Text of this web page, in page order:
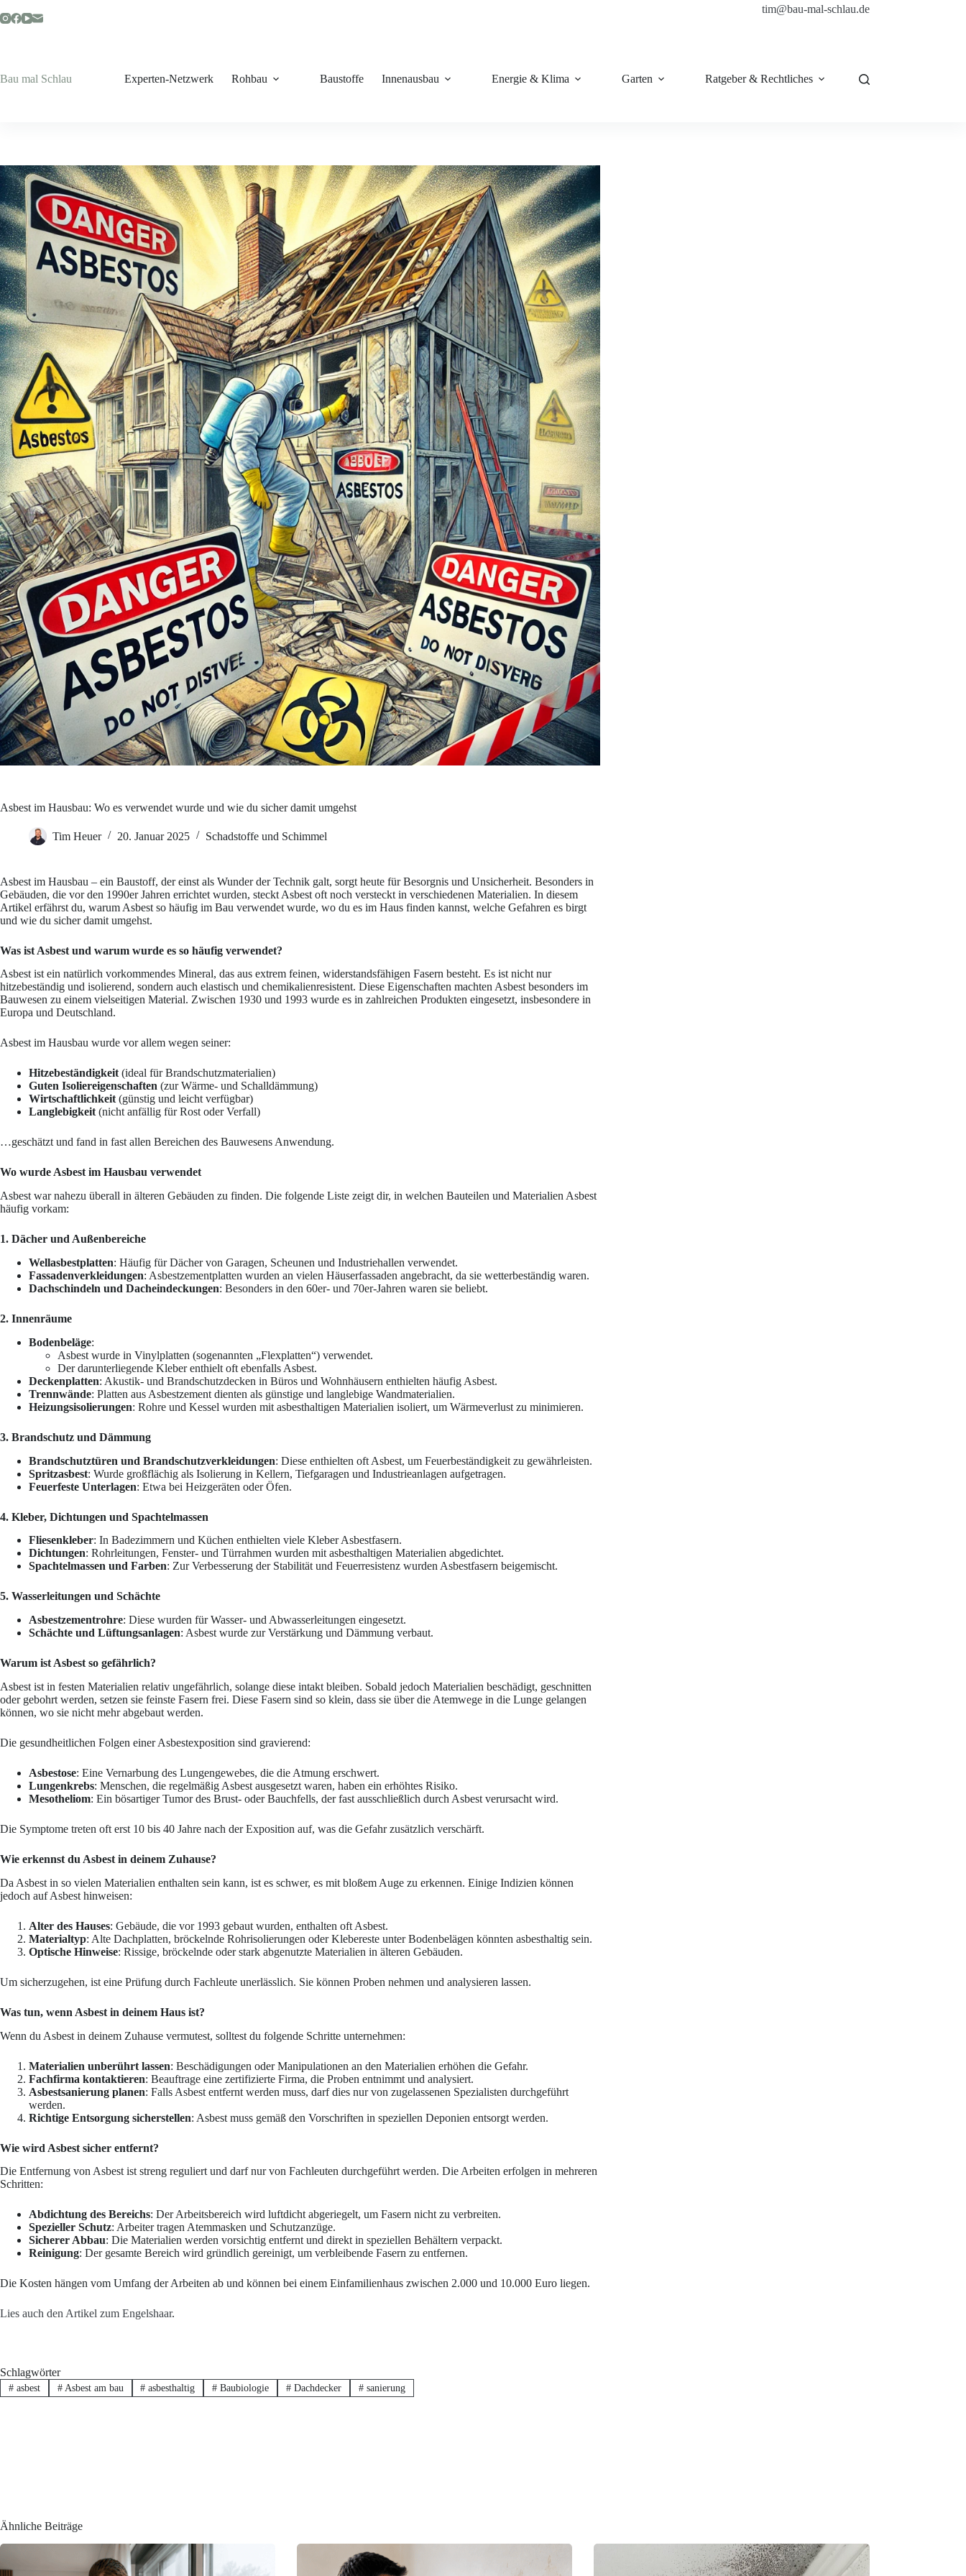
Inhalt
tim@bau-mal-schlau.de
Bau mal Schlau Experten-Netzwerk Rohbau Baustoffe Innenausbau Energie & Klima Garten Ratgeber & Rechtliches Shop
Asbest im Hausbau: Wo es verwendet wurde und wie du sicher damit umgehst
Tim Heuer 20. Januar 2025 Schadstoffe und Schimmel
Asbest im Hausbau – ein Baustoff, der einst als Wunder der Technik galt, sorgt heute für Besorgnis und Unsicherheit. Besonders in
Gebäuden, die vor den 1990er Jahren errichtet wurden, steckt Asbest oft noch versteckt in verschiedenen Materialien. In diesem
Artikel erfährst du, warum Asbest so häufig im Bau verwendet wurde, wo du es im Haus finden kannst, welche Gefahren es birgt
und wie du sicher damit umgehst.
Was ist Asbest und warum wurde es so häufig verwendet?
Asbest ist ein natürlich vorkommendes Mineral, das aus extrem feinen, widerstandsfähigen Fasern besteht. Es ist nicht nur
hitzebeständig und isolierend, sondern auch elastisch und chemikalienresistent. Diese Eigenschaften machten Asbest besonders im
Bauwesen zu einem vielseitigen Material. Zwischen 1930 und 1993 wurde es in zahlreichen Produkten eingesetzt, insbesondere in
Europa und Deutschland.
Asbest im Hausbau wurde vor allem wegen seiner:
Hitzebeständigkeit(ideal für Brandschutzmaterialien)
Guten Isoliereigenschaften (zur Wärme- und Schalldämmung)
Wirtschaftlichkeit(günstig und leicht verfügbar)
Langlebigkeit(nicht anfällig für Rost oder Verfall)
…geschätzt und fand in fast allen Bereichen des Bauwesens Anwendung.
Wo wurde Asbest im Hausbau verwendet
Asbest war nahezu überall in älteren Gebäuden zu finden. Die folgende Liste zeigt dir, in welchen Bauteilen und Materialien Asbest
häufig vorkam:
1. Dächer und Außenbereiche
Wellasbestplatten: Häufig für Dächer von Garagen, Scheunen und Industriehallen verwendet.
Fassadenverkleidungen: Asbestzementplatten wurden an vielen Häuserfassaden angebracht, da sie wetterbeständig waren.
Dachschindeln und Dacheindeckungen: Besonders in den 60er- und 70er-Jahren waren sie beliebt.
2. Innenräume
Bodenbeläge:
Asbest wurde in Vinylplatten (sogenannten „Flexplatten“) verwendet.
Der darunterliegende Kleber enthielt oft ebenfalls Asbest.
Deckenplatten: Akustik- und Brandschutzdecken in Büros und Wohnhäusern enthielten häufig Asbest.
Trennwände: Platten aus Asbestzement dienten als günstige und langlebige Wandmaterialien.
Heizungsisolierungen: Rohre und Kessel wurden mit asbesthaltigen Materialien isoliert, um Wärmeverlust zu minimieren.
3. Brandschutz und Dämmung
Brandschutztüren und Brandschutzverkleidungen: Diese enthielten oft Asbest, um Feuerbeständigkeit zu gewährleisten.
Spritzasbest: Wurde großflächig als Isolierung in Kellern, Tiefgaragen und Industrieanlagen aufgetragen.
Feuerfeste Unterlagen: Etwa bei Heizgeräten oder Öfen.
4. Kleber, Dichtungen und Spachtelmassen
Fliesenkleber: In Badezimmern und Küchen enthielten viele Kleber Asbestfasern.
Dichtungen: Rohrleitungen, Fenster- und Türrahmen wurden mit asbesthaltigen Materialien abgedichtet.
Spachtelmassen und Farben: Zur Verbesserung der Stabilität und Feuerresistenz wurden Asbestfasern beigemischt.
5. Wasserleitungen und Schächte
Asbestzementrohre: Diese wurden für Wasser- und Abwasserleitungen eingesetzt.
Schächte und Lüftungsanlagen: Asbest wurde zur Verstärkung und Dämmung verbaut.
Warum ist Asbest so gefährlich?
Asbest ist in festen Materialien relativ ungefährlich, solange diese intakt bleiben. Sobald jedoch Materialien beschädigt, geschnitten
oder gebohrt werden, setzen sie feinste Fasern frei. Diese Fasern sind so klein, dass sie über die Atemwege in die Lunge gelangen
können, wo sie nicht mehr abgebaut werden.
Die gesundheitlichen Folgen einer Asbestexposition sind gravierend:
Asbestose: Eine Vernarbung des Lungengewebes, die die Atmung erschwert.
Lungenkrebs: Menschen, die regelmäßig Asbest ausgesetzt waren, haben ein erhöhtes Risiko.
Mesotheliom: Ein bösartiger Tumor des Brust- oder Bauchfells, der fast ausschließlich durch Asbest verursacht wird.
Die Symptome treten oft erst 10 bis 40 Jahre nach der Exposition auf, was die Gefahr zusätzlich verschärft.
Wie erkennst du Asbest in deinem Zuhause?
Da Asbest in so vielen Materialien enthalten sein kann, ist es schwer, es mit bloßem Auge zu erkennen. Einige Indizien können
jedoch auf Asbest hinweisen:
Alter des Hauses: Gebäude, die vor 1993 gebaut wurden, enthalten oft Asbest.
Materialtyp: Alte Dachplatten, bröckelnde Rohrisolierungen oder Klebereste unter Bodenbelägen könnten asbesthaltig sein.
Optische Hinweise: Rissige, bröckelnde oder stark abgenutzte Materialien in älteren Gebäuden.
Um sicherzugehen, ist eine Prüfung durch Fachleute unerlässlich. Sie können Proben nehmen und analysieren lassen.
Was tun, wenn Asbest in deinem Haus ist?
Wenn du Asbest in deinem Zuhause vermutest, solltest du folgende Schritte unternehmen:
Materialien unberührt lassen: Beschädigungen oder Manipulationen an den Materialien erhöhen die Gefahr.
Fachfirma kontaktieren: Beauftrage eine zertifizierte Firma, die Proben entnimmt und analysiert.
Asbestsanierung planen: Falls Asbest entfernt werden muss, darf dies nur von zugelassenen Spezialisten durchgeführt
werden.
Richtige Entsorgung sicherstellen: Asbest muss gemäß den Vorschriften in speziellen Deponien entsorgt werden.
Wie wird Asbest sicher entfernt?
Die Entfernung von Asbest ist streng reguliert und darf nur von Fachleuten durchgeführt werden. Die Arbeiten erfolgen in mehreren
Schritten:
Abdichtung des Bereichs: Der Arbeitsbereich wird luftdicht abgeriegelt, um Fasern nicht zu verbreiten.
Spezieller Schutz: Arbeiter tragen Atemmasken und Schutzanzüge.
Sicherer Abbau: Die Materialien werden vorsichtig entfernt und direkt in speziellen Behältern verpackt.
Reinigung: Der gesamte Bereich wird gründlich gereinigt, um verbleibende Fasern zu entfernen.
Die Kosten hängen vom Umfang der Arbeiten ab und können bei einem Einfamilienhaus zwischen 2.000 und 10.000 Euro liegen.
Lies auch den Artikel zum Engelshaar.
Schlagwörter
#asbest #Asbest am bau # asbesthaltig # Baubiologie # Dachdecker #sanierung
Ähnliche Beiträge